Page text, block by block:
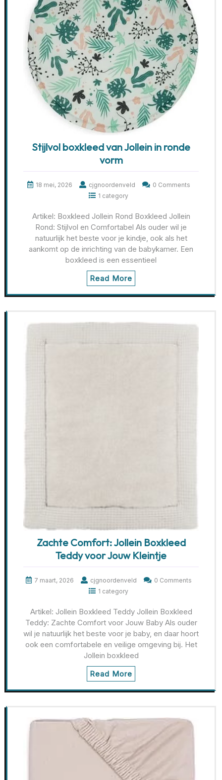
Stijlvol boxkleed van Jollein in ronde
vorm
18 mei, 2026 cjgnoordenveld
0 Comments
1 category
Artikel: Boxkleed Jollein Rond Boxkleed Jollein
Rond: Stijlvol en Comfortabel Als ouder wil je
natuurlijk het beste voor je kindje, ook als het
aankomt op de inrichting van de babykamer. Een
boxkleed is een essentieel
Read More
Zachte Comfort: Jollein Boxkleed
Teddy voor Jouw Kleintje
7 maart, 2026 cjgnoordenveld
0 Comments
1 category
Artikel: Jollein Boxkleed Teddy Jollein Boxkleed
Teddy: Zachte Comfort voor Jouw Baby Als ouder
wil je natuurlijk het beste voor je baby, en daar hoort
ook een comfortabele en veilige omgeving bij. Het
Jollein boxkleed
Read More